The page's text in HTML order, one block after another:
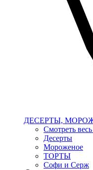
ДЕСЕРТЫ,
Смотреть весь
Десерты
Мороженое
ТОРТЫ
Софи и Серж